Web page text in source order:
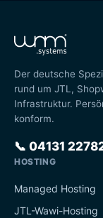
Der deutsche
rund um JTL,
Infrastruktur.
konform.
📞 04131
HOSTING
Managed Hosting
JTL-Wawi-Hosting